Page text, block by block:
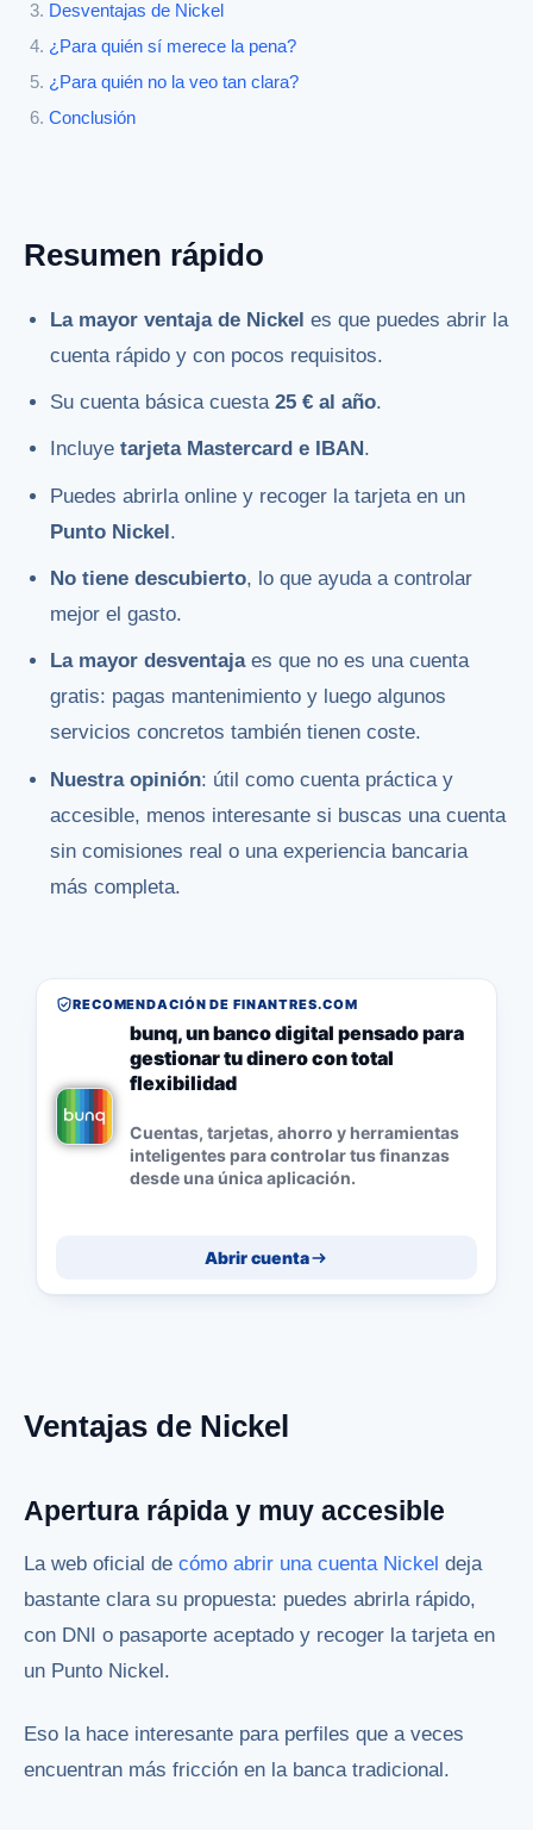
Desventajas de Nickel
¿Para quién sí merece la pena?
¿Para quién no la veo tan clara?
Conclusión
Resumen rápido
La mayor ventaja de Nickel es que puedes abrir la
cuenta rápido y con pocos requisitos.
Su cuenta básica cuesta25 € al año.
Incluyetarjeta Mastercard e IBAN .
Puedes abrirla online y recoger la tarjeta en un
Punto Nickel.
No tiene descubierto, lo que ayuda a controlar
mejor el gasto.
La mayor desventajaes que no es una cuenta
gratis: pagas mantenimiento y luego algunos
servicios concretos también tienen coste.
Nuestra opinión: útil como cuenta práctica y
accesible, menos interesante si buscas una cuenta
sin comisiones real o una experiencia bancaria
más completa.
RECOMENDACIÓN DE FINANTRES.COM
bunq, un banco digital pensado para
gestionar tu dinero con total
flexibilidad
Cuentas, tarjetas, ahorro y herramientas
inteligentes para controlar tus finanzas
desde una única aplicación.
Abrir cuenta
Ventajas de Nickel
Apertura rápida y muy accesible
La web oficial de cómo abrir una cuenta Nickel deja
bastante clara su propuesta: puedes abrirla rápido,
con DNI o pasaporte aceptado y recoger la tarjeta en
un Punto Nickel.
Eso la hace interesante para perfiles que a veces
encuentran más fricción en la banca tradicional.